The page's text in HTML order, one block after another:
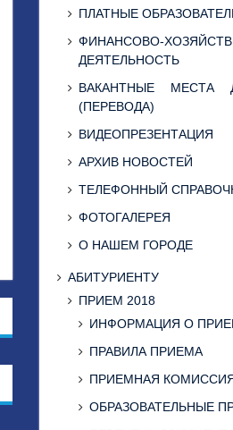
ПЛАТНЫЕ
ФИНАНСОВО-
ДЕЯТЕЛЬНОСТЬ
ВАКАНТНЫЕ МЕСТА
(ПЕРЕВОДА)
ВИДЕОПРЕЗЕНТАЦИЯ
АРХИВ НОВОСТЕЙ
ТЕЛЕФОННЫЙ
ФОТОГАЛЕРЕЯ
О НАШЕМ ГОРОДЕ
АБИТУРИЕНТУ
ПРИЕМ 2018
ИНФОРМАЦИЯ О
ПРАВИЛА ПРИЕМА
ПРИЕМНАЯ
ОБРАЗОВАТЕЛЬНЫЕ